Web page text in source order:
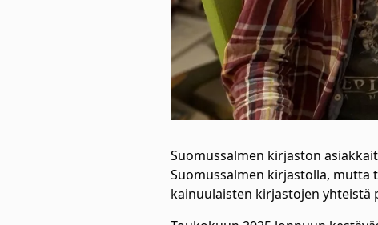
Suomussalmen kirjaston
Suomussalmen kirjastolla, mutta
kainuulaisten kirjastojen yhteistä